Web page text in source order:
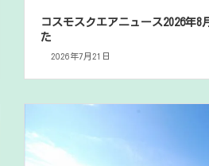
コスモスクエアニュース2026年8
た
2026年7月21日